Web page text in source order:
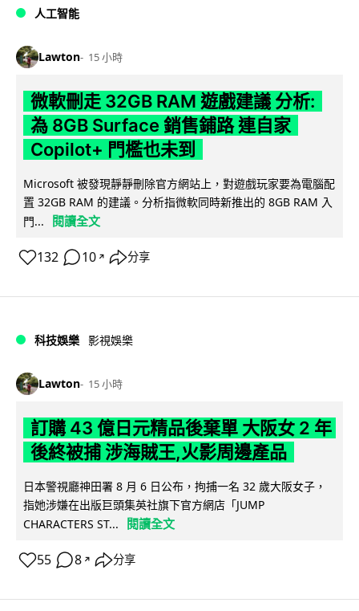
人工智能
Lawton 15 小時
微軟刪走 32GB RAM 遊戲建議 分析:
為 8GB Surface 銷售鋪路 連自家
Copilot+ 門檻也未到
Microsoft 被發現靜靜刪除官方網站上，對遊戲玩家要為電腦配
置 32GB RAM 的建議。分析指微軟同時新推出的 8GB RAM 入
門...
閱讀全文
132 10 ↗ 分享
科技娛樂 影視娛樂
Lawton 15 小時
訂購 43 億日元精品後棄單 大阪女 2 年
後終被捕 涉海賊王,火影周邊產品
日本警視廳神田署 8 月 6 日公布，拘捕一名 32 歲大阪女子，
指她涉嫌在出版巨頭集英社旗下官方網店「JUMP
CHARACTERS ST...
閱讀全文
55 8 ↗ 分享